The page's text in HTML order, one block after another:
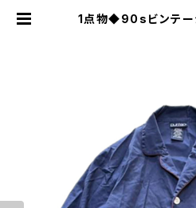
1点物◆90sビンテ
ーツUSAブランド紺
48917 | 古着屋カチ
JR王子駅前で実店